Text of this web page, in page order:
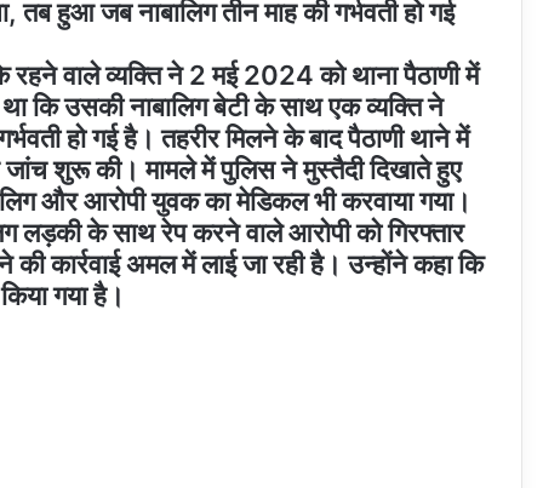
हुआ जब नाबालिग तीन माह की गर्भवती हो गई
वाले व्यक्ति ने 2 मई 2024 को थाना पैठाणी में
कि उसकी नाबालिग बेटी के साथ एक व्यक्ति ने
हो गई है। तहरीर मिलने के बाद पैठाणी थाने में
शुरू की। मामले में पुलिस ने मुस्तैदी दिखाते हुए
और आरोपी युवक का मेडिकल भी करवाया गया।
लड़की के साथ रेप करने वाले आरोपी को गिरफ्तार
कार्रवाई अमल में लाई जा रही है। उन्होंने कहा कि
गया है।